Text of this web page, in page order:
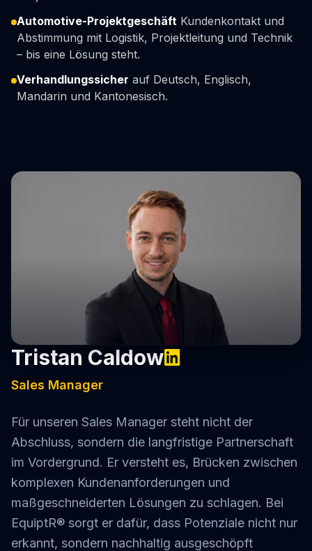
Automotive-Projektgeschäft Kundenkontakt und
Abstimmung mit Logistik, Projektleitung und Technik
– bis eine Lösung steht.
Verhandlungssicher auf Deutsch, Englisch,
Mandarin und Kantonesisch.
Tristan Caldow
Sales Manager
Für unseren Sales Manager steht nicht der
Abschluss, sondern die langfristige Partnerschaft
im Vordergrund. Er versteht es, Brücken zwischen
komplexen Kundenanforderungen und
maßgeschneiderten Lösungen zu schlagen. Bei
EquiptR® sorgt er dafür, dass Potenziale nicht nur
erkannt, sondern nachhaltig ausgeschöpft